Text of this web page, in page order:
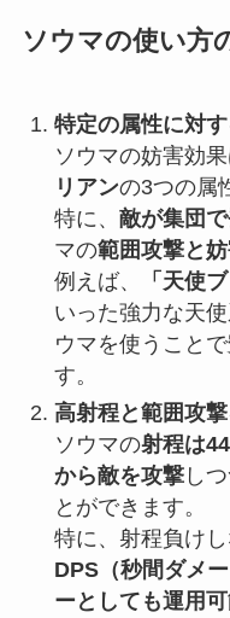
ソウマの使い方
特定の属性に対
ソウマの妨害効果
リアンの3つの属
特に、 敵が集団
マの範囲攻撃と
例えば、
「天使
いった強力な天
ウマを使うことで
す。
高射程と範囲攻
ソウマの射程は
から敵を攻撃しつ
とができます。
特に、射程負け
DPS（秒間ダメー
ーとしても運用